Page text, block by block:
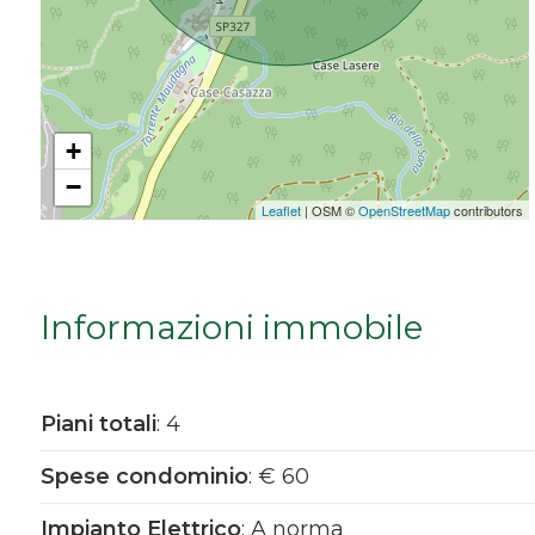
+
−
Leaflet| OSM ©OpenStreetMapcontributors
Informazioni immobile
Piani totali: 4
Spese condominio: € 60
Impianto Elettrico: A norma
Da € 5.000.000 a € 10.000.000
Oltre € 10.000.000
Totale
Locali
minimi